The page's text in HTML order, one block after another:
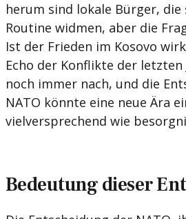
herum sind lokale Bürger,
Routine widmen, aber die
Ist der Frieden im Kosovo
Echo der Konflikte der
noch immer nach, und die
NATO könnte eine neue Ära
vielversprechend wie
Bedeutung dieser